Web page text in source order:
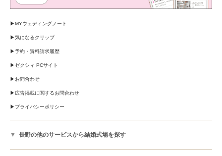
MYウェディングノート
気になるクリップ
予約・資料請求履歴
ゼクシィ PCサイト
お問合わせ
広告掲載に関するお問合わせ
プライバシーポリシー
長野の他のサービスから結婚式場を探す